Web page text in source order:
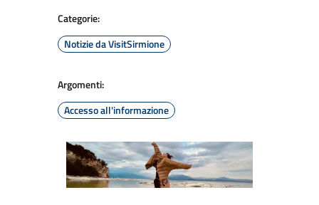
Categorie:
Notizie da VisitSirmione
Argomenti:
Accesso all'informazione